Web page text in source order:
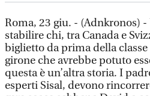
Roma, 23 giu. - (Adnkronos)
stabilire chi, tra Canada e
biglietto da prima della
girone che avrebbe potuto
questa è un’altra storia. I
esperti Sisal, devono